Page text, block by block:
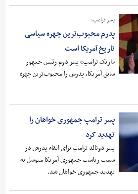
پسر ترامپ:
پدرم محبوب‌ترین چهره سیاسی
تاریخ آمریکا است
«اریک ترامپ» پسر دوم رئیس جمهور
سابق آمریکا، پدرش را محبوب‌ترین چهره
پسر ترامپ جمهوری خواهان را
تهدید کرد
پسر دونالد ترامپ برای ابقاء پدرش در
سمت ریاست جمهوری آمریکا متوسل به
تهدید جمهوری خواهان شد.